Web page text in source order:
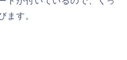
ます。